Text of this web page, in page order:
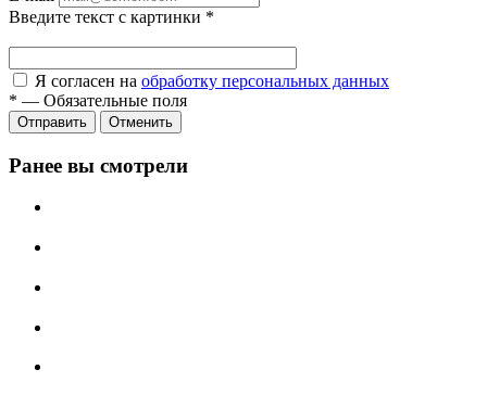
Введите текст с картинки *
Я согласен на обработку персональных данных
* — Обязательные поля
Отправить Отменить
Ранее вы смотрели